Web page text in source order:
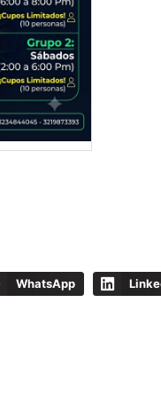
WhatsApp